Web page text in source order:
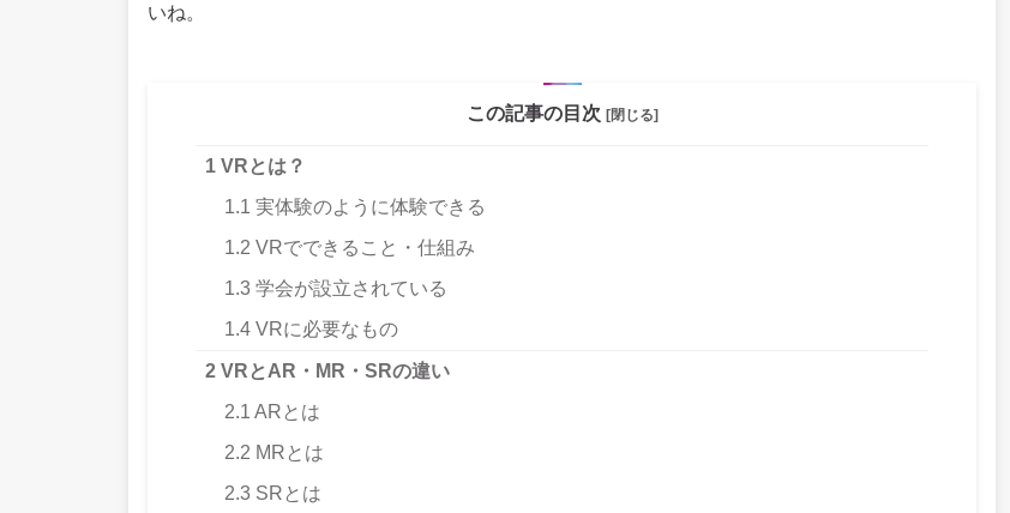
いね。
この記事の目次 [閉じる]
1 VRとは？
1.1 実体験のように体験できる
1.2 VRでできること・仕組み
1.3 学会が設立されている
1.4 VRに必要なもの
2 VRとAR・MR・SRの違い
2.1 ARとは
2.2 MRとは
2.3 SRとは